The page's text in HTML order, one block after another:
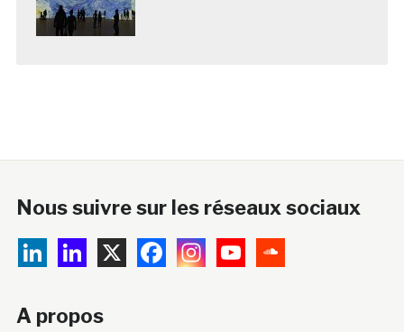
Nous suivre sur les réseaux sociaux
A propos